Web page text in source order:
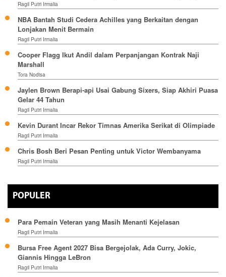
Ragil Putri Irmalia
NBA Bantah Studi Cedera Achilles yang Berkaitan dengan
Lonjakan Menit Bermain
Ragil Putri Irmalia
Cooper Flagg Ikut Andil dalam Perpanjangan Kontrak Naji
Marshall
Tora Nodisa
Jaylen Brown Berapi-api Usai Gabung Sixers, Siap Akhiri Puasa
Gelar 44 Tahun
Ragil Putri Irmalia
Kevin Durant Incar Rekor Timnas Amerika Serikat di Olimpiade
Ragil Putri Irmalia
Chris Bosh Beri Pesan Penting untuk Victor Wembanyama
Ragil Putri Irmalia
POPULER
Para Pemain Veteran yang Masih Menanti Kejelasan
Ragil Putri Irmalia
Bursa Free Agent 2027 Bisa Bergejolak, Ada Curry, Jokic,
Giannis Hingga LeBron
Ragil Putri Irmalia